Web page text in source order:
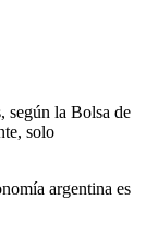
según la Bolsa de
solo
argentina es